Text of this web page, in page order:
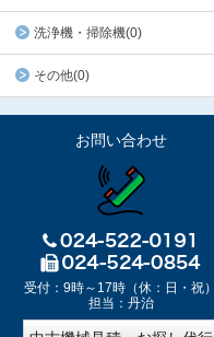
洗浄機・掃除機(0)
その他(0)
お問い合わせ
受付：9時～17時（休：日・祝）
担当：丹治